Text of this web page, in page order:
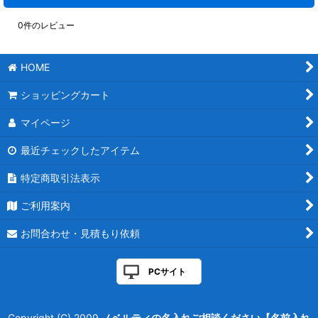
0件のレビュー
HOME
ショッピングカート
マイページ
最近チェックしたアイテム
特定商取引法表示
ご利用案内
お問合わせ・見積もり依頼
PCサイト